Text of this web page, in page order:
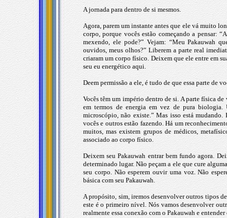
A jornada para dentro de si mesmos.
Agora, parem um instante antes que ele vá muito
corpo, porque vocês estão começando a pensar:
mexendo, ele pode?” Vejam: “Meu Pakauwah
ouvidos, meus olhos?” Liberem a parte real
criaram um corpo físico. Deixem que ele entre em
seu eu energético aqui.
Deem permissão a ele, é tudo de que essa parte de
Vocês têm um império dentro de si. A parte física
em termos de energia em vez de pura
microscópio, não existe.” Mas isso está
vocês e outros estão fazendo. Há um
muitos, mas existem grupos de médicos,
associado ao corpo físico.
Deixem seu Pakauwah entrar bem fundo agora.
determinado lugar. Não peçam a ele que cure
seu corpo. Não esperem ouvir uma voz. Não
básica com seu Pakauwah.
A propósito, sim, iremos desenvolver outros tipos
este é o primeiro nível. Nós vamos desenvolver
realmente essa conexão com o Pakauwah e